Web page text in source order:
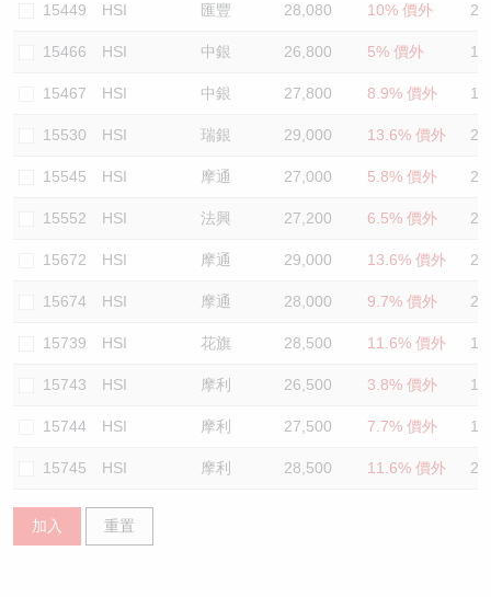
15449 HSI 匯豐 28,080 10% 價外
15466 HSI 中銀 26,800 5% 價外
15467 HSI 中銀 27,800 8.9% 價外
15530 HSI 瑞銀 29,000 13.6% 價外
15545 HSI 摩通 27,000 5.8% 價外
15552 HSI 法興 27,200 6.5% 價外
15672 HSI 摩通 29,000 13.6% 價外
15674 HSI 摩通 28,000 9.7% 價外
15739 HSI 花旗 28,500 11.6% 價外
15743 HSI 摩利 26,500 3.8% 價外
15744 HSI 摩利 27,500 7.7% 價外
15745 HSI 摩利 28,500 11.6% 價外
加入 重置